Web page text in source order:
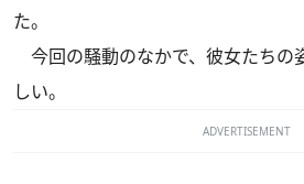
た。
今回の騒動のなかで、彼女たちの
しい。
ADVERTISEMENT